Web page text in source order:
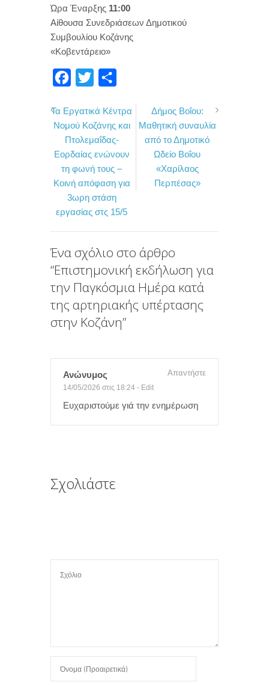
Ώρα Έναρξης 11:00
Αίθουσα Συνεδριάσεων Δημοτικού
Συμβουλίου Κοζάνης
«Κοβεντάρειο»
c
e
b
o
o
k
i
t
t
e
r
ι
ρ
α
σ
τ
ε
Τα Εργατικά Κέντρα
Νομού Κοζάνης και
Πτολεμαΐδας-
Εορδαίας ενώνουν
τη φωνή τους –
Κοινή απόφαση για
3ωρη στάση
εργασίας στς 15/5
Δήμος Βοΐου:
Μαθητική συναυλία
από το Δημοτικό
Ωδείο Βοΐου
«Χαρίλαος
Περπέσας»
Ένα σχόλιο στο άρθρο
“Επιστημονική εκδήλωση για
την Παγκόσμια Ημέρα κατά
της αρτηριακής υπέρτασης
στην Κοζάνη”
Ανώνυμος
14/05/2026 στις 18:24 - Edit
Απαντήστε
Ευχαριστούμε γιά την ενημέρωση
Σχολιάστε